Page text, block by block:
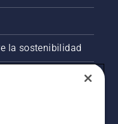
la sostenibilidad